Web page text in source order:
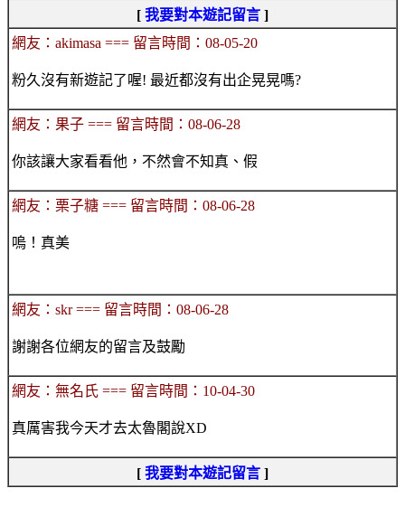
[ 我要對本遊記留言 ]
網友：akimasa === 留言時間：08-05-20
粉久沒有新遊記了喔! 最近都沒有出企晃晃嗎?
網友：果子 === 留言時間：08-06-28
你該讓大家看看他，不然會不知真、假
網友：栗子糖 === 留言時間：08-06-28
嗚！真美
網友：skr === 留言時間：08-06-28
謝謝各位網友的留言及鼓勵
網友：無名氏 === 留言時間：10-04-30
真厲害我今天才去太魯閣說XD
[ 我要對本遊記留言 ]